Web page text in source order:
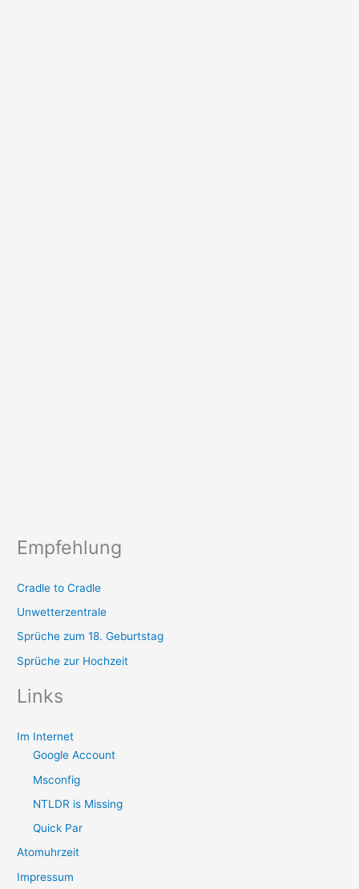
Empfehlung
Cradle to Cradle
Unwetterzentrale
Sprüche zum 18. Geburtstag
Sprüche zur Hochzeit
Links
Im Internet
Google Account
Msconfig
NTLDR is Missing
Quick Par
Atomuhrzeit
Impressum